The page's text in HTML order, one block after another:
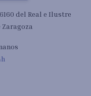
del Real e Ilustre
Zaragoza